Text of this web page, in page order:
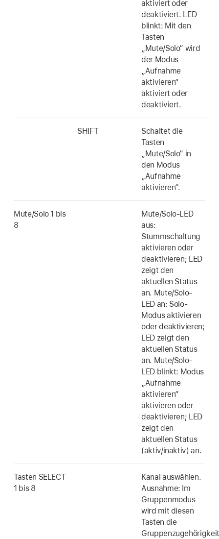
aktiviert oder
deaktiviert. LED
blinkt: Mit den
Tasten
„Mute/Solo“ wird
der Modus
„Aufnahme
aktivieren“
aktiviert oder
deaktiviert.
SHIFT
Schaltet die
Tasten
„Mute/Solo“ in
den Modus
„Aufnahme
aktivieren“.
Mute/Solo 1 bis
8
Mute/Solo-LED
aus:
Stummschaltung
aktivieren oder
deaktivieren; LED
zeigt den
aktuellen Status
an. Mute/Solo-
LED an: Solo-
Modus aktivieren
oder deaktivieren;
LED zeigt den
aktuellen Status
an. Mute/Solo-
LED blinkt: Modus
„Aufnahme
aktivieren“
aktivieren oder
deaktivieren; LED
zeigt den
aktuellen Status
(aktiv/inaktiv) an.
Tasten SELECT
1 bis 8
Kanal auswählen.
Ausnahme: Im
Gruppenmodus
wird mit diesen
Tasten die
Gruppenzugehörigkeit